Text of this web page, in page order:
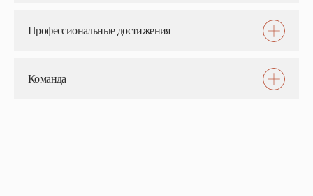
Профессиональные достижения
Команда